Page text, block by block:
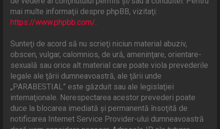
mai multe informaţii despre phpBB, vizitaţi:
https://www.phpbb.com/.
Sunteţi de acord să nu scrieţi niciun material abuziv,
obscen, vulgar, calomnios, de ură, ameninţare, orientare-
sexuală sau orice alt material care poate viola prevederile
legale ale ţării dumneavoastră, ale ţării unde
„PARABESTIAL” este găzduit sau ale legislaţiei
internaţionale. Nerespectarea acestor prevederi poate
duce la blocarea imediată şi permanentă însoţită de
notificarea Internet Service Provider-ului dumneavoastră